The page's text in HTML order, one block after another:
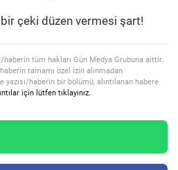
bir çeki düzen vermesi şart!
haberin tüm hakları Gün Medya Grubuna aittir.
tamamı özel izin alınmadan
yazısı/haberin bir bölümü, alıntılanan habere
için lütfen tıklayınız.